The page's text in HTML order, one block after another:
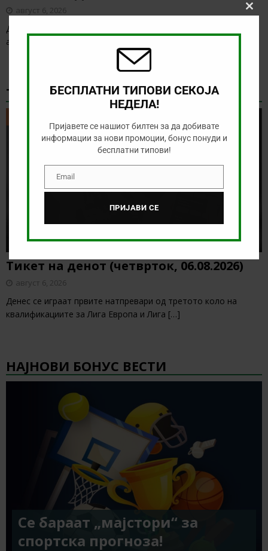
август 6, 2026
Денес има солидна понуда за обложување, а ние ќе го
анализираме дуелот од Конференциската лига
ТИКЕТ НА ДЕНОТ
Тикет на денот (четврток, 06.08.2026)
август 6, 2026
Денес се играат првите натпревари од третото коло на
квалификациите за Лига Европа и Лига […]
НАЈНОВИ БОНУС ВЕСТИ
Се бараат „мајстори“ за
спортска прогноза!
Close
БЕСПЛАТНИ ТИПОВИ СЕКОЈА
НЕДЕЛА!
Пријавете се нашиот билтен за да добивате
информации за нови промоции, бонус понуди и
бесплатни типови!
EmailEmail
ПРИЈАВИ СЕ